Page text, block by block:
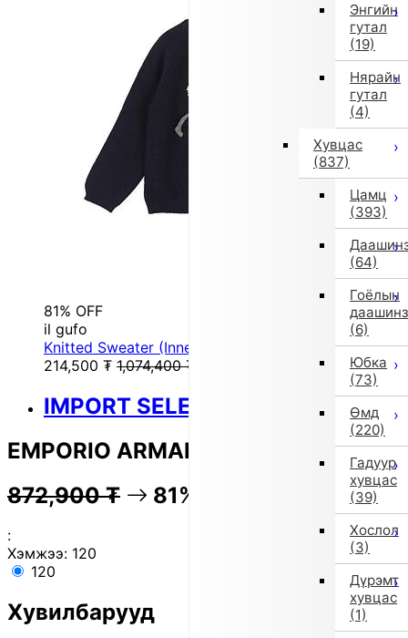
Энгийн
гутал
(19)
Нярайн
гутал
(4)
Хувцас
(837)
Цамц
(393)
(64)
Гоёлын
даашинз
(6)
Юбка
(73)
Өмд
(220)
Гадуур
хувцас
(39)
Хослол
(3)
Дүрэмт
хувцас
(1)
81% OFF
il gufo
Knitted Sweater (Inner) (Black)
214,500 ₮ 1,074,400 ₮
IMPORT SELECT
EMPORIO ARMANI Vest
872,900 ₮ 81% OFF ₮
:
Хэмжээ: 120
120
Хувилбарууд